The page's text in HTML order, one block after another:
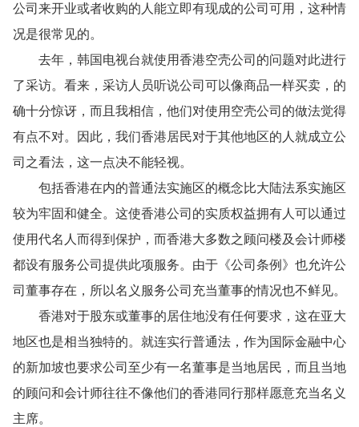
公司来开业或者收购的人能立即有现成的公司可用，这种情
况是很常见的。
去年，韩国电视台就使用香港空壳公司的问题对此进行
了采访。看来，采访人员听说公司可以像商品一样买卖，的
确十分惊讶，而且我相信，他们对使用空壳公司的做法觉得
有点不对。因此，我们香港居民对于其他地区的人就成立公
司之看法，这一点决不能轻视。
包括香港在内的普通法实施区的概念比大陆法系实施区
较为牢固和健全。这使香港公司的实质权益拥有人可以通过
使用代名人而得到保护，而香港大多数之顾问楼及会计师楼
都设有服务公司提供此项服务。由于《公司条例》也允许公
司董事存在，所以名义服务公司充当董事的情况也不鲜见。
香港对于股东或董事的居住地没有任何要求，这在亚大
地区也是相当独特的。就连实行普通法，作为国际金融中心
的新加坡也要求公司至少有一名董事是当地居民，而且当地
的顾问和会计师往往不像他们的香港同行那样愿意充当名义
主席。